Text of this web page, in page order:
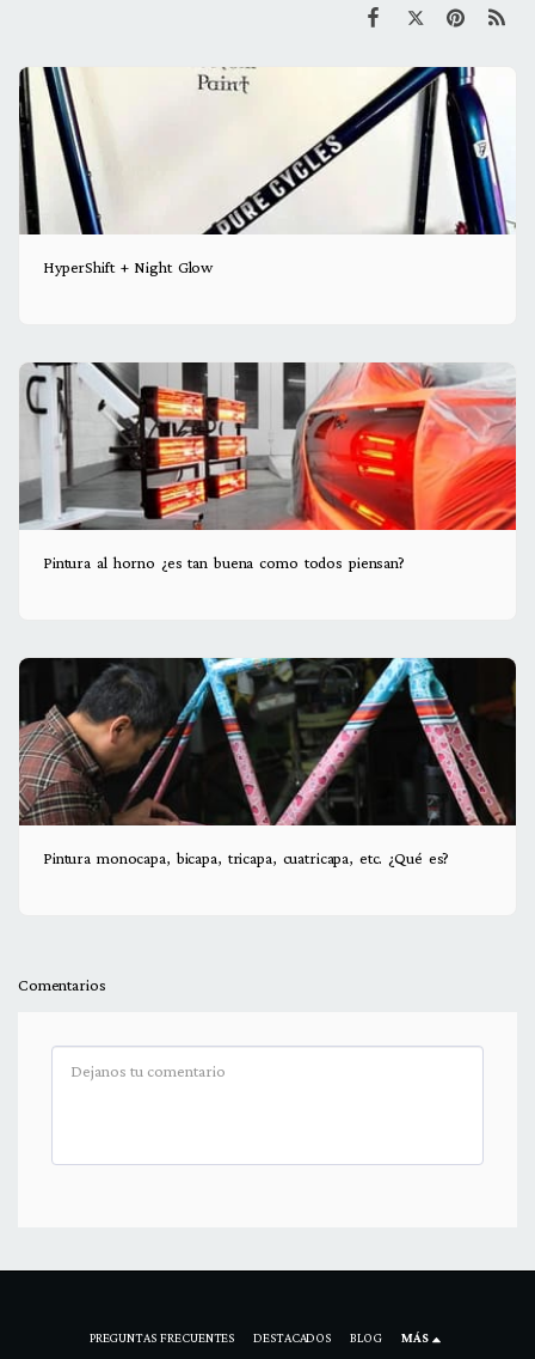
HyperShift + Night Glow
Pintura al horno ¿es tan buena como todos piensan?
Pintura monocapa, bicapa, tricapa, cuatricapa, etc. ¿Qué es?
Comentarios
PREGUNTAS FRECUENTES DESTACADOS BLOG MÁS